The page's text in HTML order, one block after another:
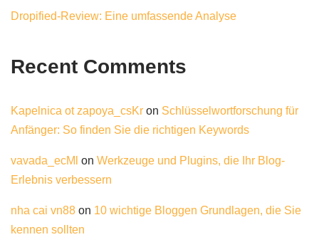
Dropified-Review: Eine umfassende Analyse
Recent Comments
Kapelnica ot zapoya_csKr on Schlüsselwortforschung für
Anfänger: So finden Sie die richtigen Keywords
vavada_ecMl on Werkzeuge und Plugins, die Ihr Blog-
Erlebnis verbessern
nha cai vn88 on 10 wichtige Bloggen Grundlagen, die Sie
kennen sollten